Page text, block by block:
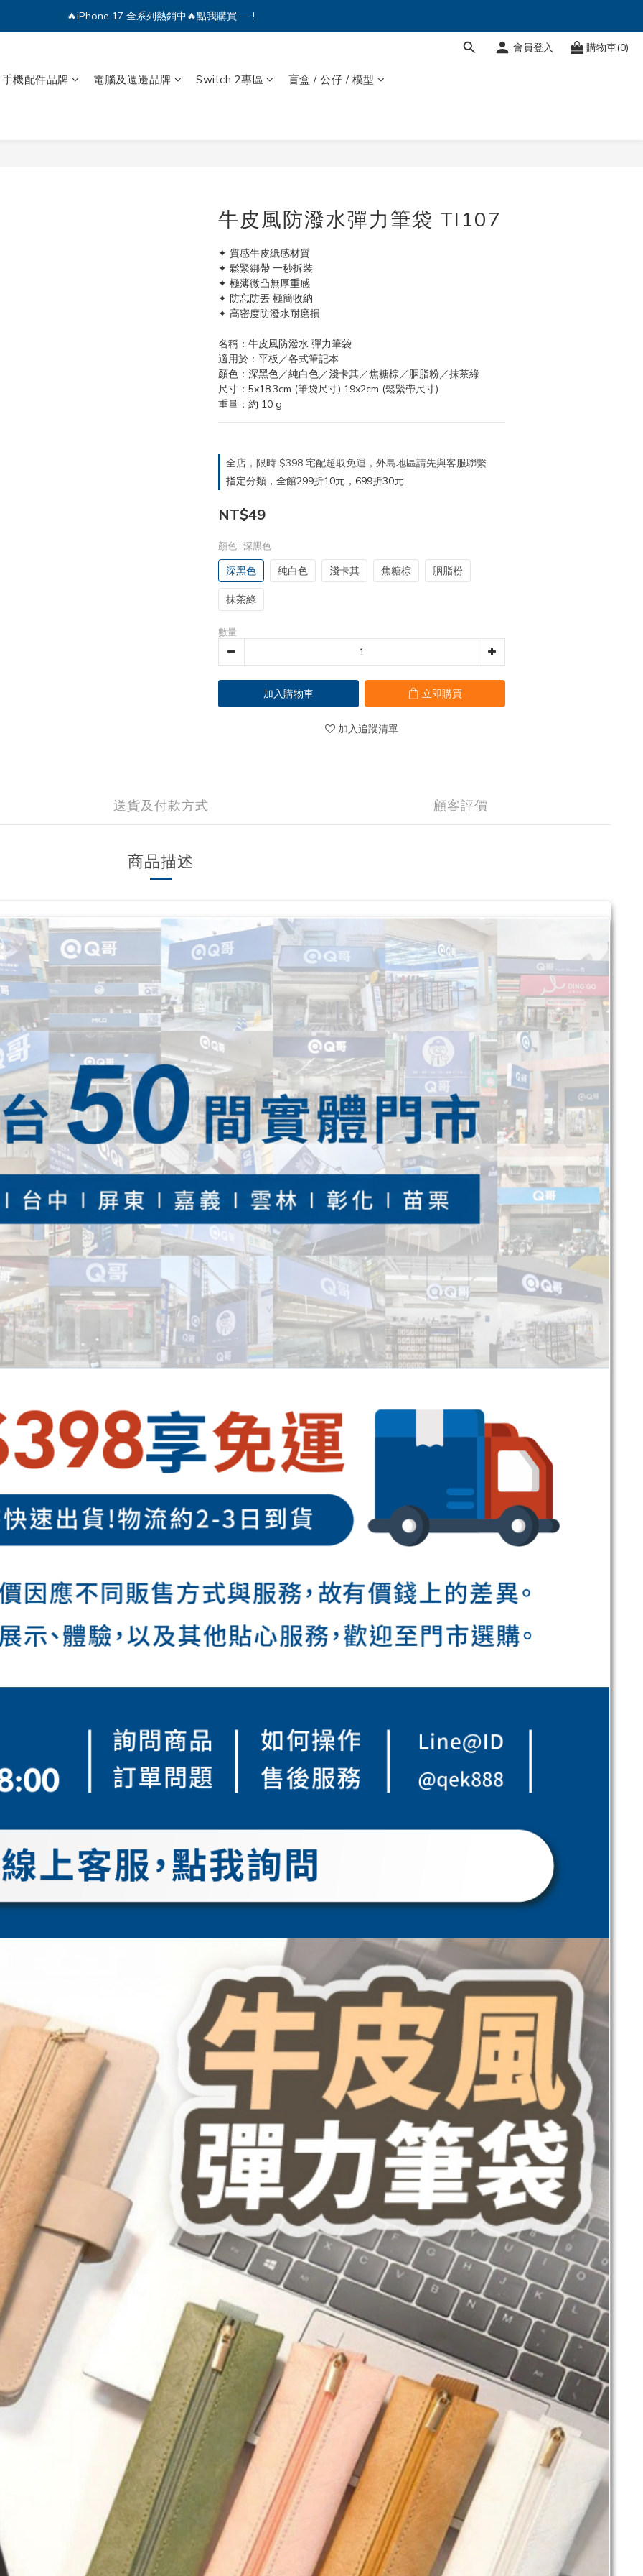
🔥iPhone 17 全系列熱銷中🔥點我購買 — !
💕加入Q哥 Line 新好友領優惠券！🎫
會員登入 購物車(0)
手機配件品牌 電腦及週邊品牌 Switch 2專區 盲盒 / 公仔 / 模型
牛皮風防潑水彈力筆袋 TI107
✦ 質感牛皮紙感材質
✦ 鬆緊綁帶 一秒拆裝
✦ 極薄微凸無厚重感
✦ 防忘防丟 極簡收納
✦ 高密度防潑水耐磨損
名稱：牛皮風防潑水 彈力筆袋
適用於：平板／各式筆記本
顏色：深黑色／純白色／淺卡其／焦糖棕／胭脂粉／抹茶綠
尺寸：5x18.3cm (筆袋尺寸) 19x2cm (鬆緊帶尺寸)
重量：約 10 g
全店，限時 $398 宅配超取免運，外島地區請先與客服聯繫
指定分類，全館299折10元，699折30元
NT$49
顏色 : 深黑色
深黑色 純白色 淺卡其 焦糖棕 胭脂粉
抹茶綠
數量
加入購物車 立即購買
加入追蹤清單
送貨及付款方式 顧客評價
商品描述